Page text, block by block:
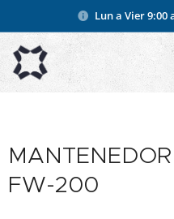
Lun a Vier 9:00
FW-200